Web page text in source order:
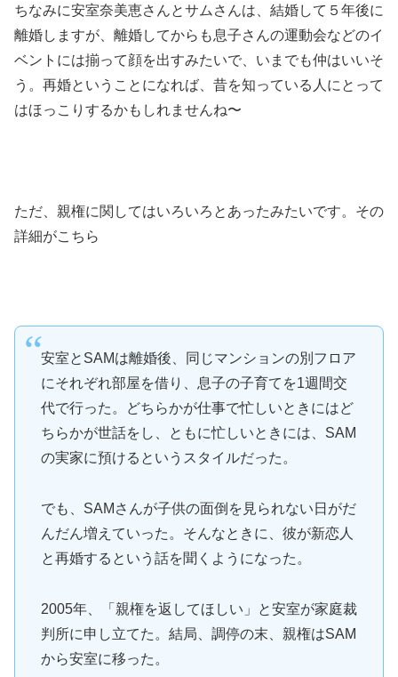
ちなみに安室奈美恵さんとサムさんは、結婚して５年後に
離婚しますが、離婚してからも息子さんの運動会などのイ
ベントには揃って顔を出すみたいで、いまでも仲はいいそ
う。再婚ということになれば、昔を知っている人にとって
はほっこりするかもしれませんね〜
ただ、親権に関してはいろいろとあったみたいです。その
詳細がこちら
安室とSAMは離婚後、同じマンションの別フロア
にそれぞれ部屋を借り、息子の子育てを1週間交
代で行った。どちらかが仕事で忙しいときにはど
ちらかが世話をし、ともに忙しいときには、SAM
の実家に預けるというスタイルだった。
でも、SAMさんが子供の面倒を見られない日がだ
んだん増えていった。そんなときに、彼が新恋人
と再婚するという話を聞くようになった。
2005年、「親権を返してほしい」と安室が家庭裁
判所に申し立てた。結局、調停の末、親権はSAM
から安室に移った。